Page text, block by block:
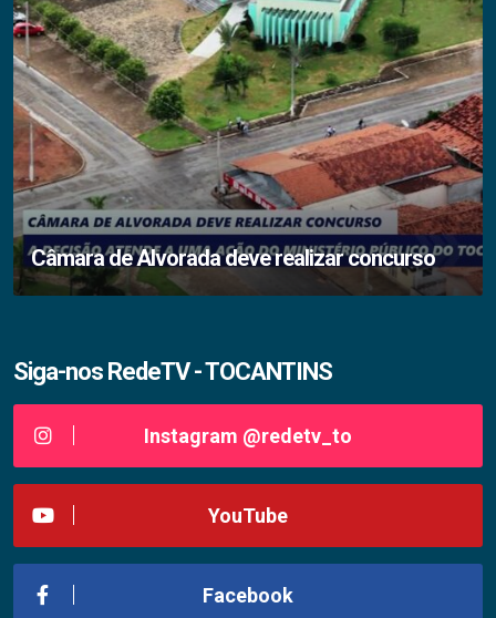
Câmara de Alvorada deve realizar concurso
Siga-nos RedeTV - TOCANTINS
Instagram @redetv_to
YouTube
Facebook